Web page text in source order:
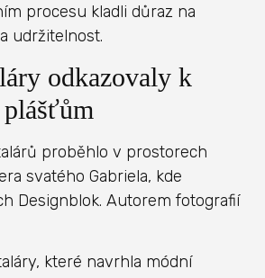
procesu kladli důraz na
udržitelnost.
odkazovaly k
proběhlo v prostorech
svatého Gabriela, kde
Designblok. Autorem fotografií
které navrhla módní